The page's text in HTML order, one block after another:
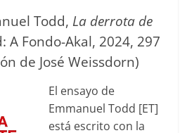
Todd, La derrota de
A Fondo-Akal, 2024, 297
de José Weissdorn)
El ensayo de
Emmanuel Todd [ET]
está escrito con la